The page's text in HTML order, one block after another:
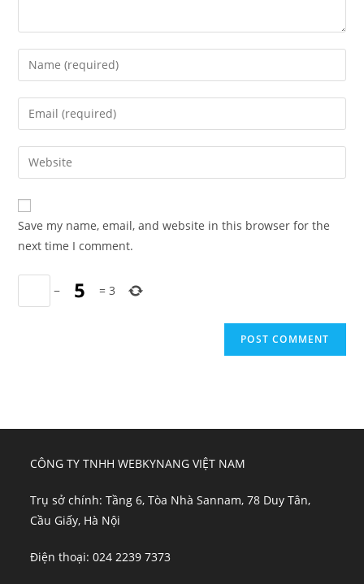
Enter
your
name
comment
Enter
your
email
address
comment
Enter
your
website
URL
(optional)
Save my name, email, and website in this browser for the
next time I comment.
− =3
CÔNG TY TNHH WEBKYNANG VIỆT NAM
Trụ sở chính: Tầng 6, Tòa Nhà Sannam, 78 Duy Tân,
Cầu Giấy, Hà Nội
Điện thoại: 024 2239 7373